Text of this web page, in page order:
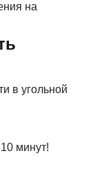
на
минут!